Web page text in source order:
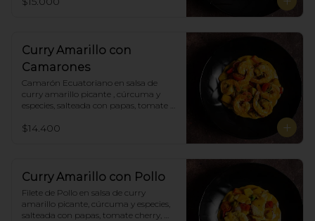
Curry Amarillo con
Camarones
Camarón Ecuatoriano en salsa de
curry amarillo picante , cúrcuma y
especies, salteada con papas, tomate
arroz blanco.
$14.400
Curry Amarillo con Pollo
Filete de Pollo en salsa de curry
amarillo picante, cúrcuma y especies,
salteada con papas, tomate cherry,